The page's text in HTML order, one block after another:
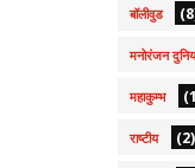
बॉलीवुड
मनोरंजन
महाकुम्भ
राष्टीय (2)